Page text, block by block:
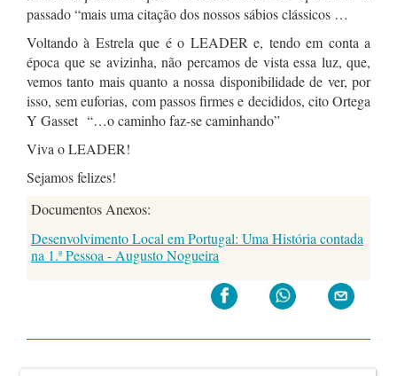
passado “mais uma citação dos nossos sábios clássicos …
Voltando à Estrela que é o LEADER e, tendo em conta a
época que se avizinha, não percamos de vista essa luz, que,
vemos tanto mais quanto a nossa disponibilidade de ver, por
isso, sem euforias, com passos firmes e decididos, cito Ortega
Y Gasset “…o caminho faz-se caminhando”
Viva o LEADER!
Sejamos felizes!
Documentos Anexos:
Desenvolvimento Local em Portugal: Uma História contada
na 1.ª Pessoa - Augusto Nogueira